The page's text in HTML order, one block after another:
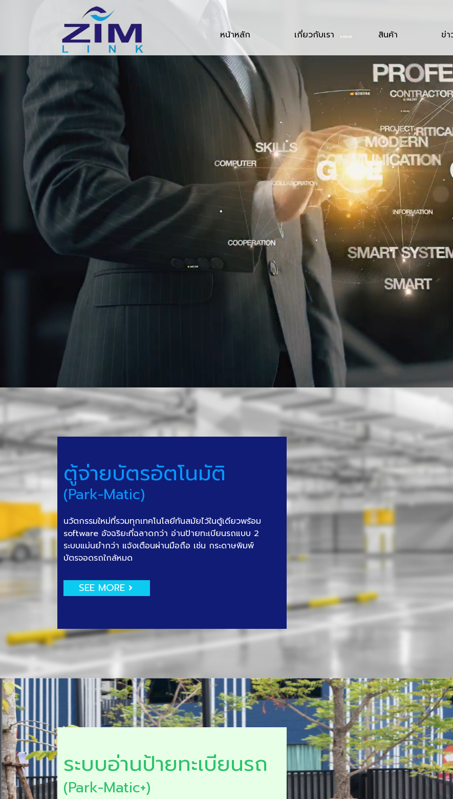
หน้าหลัก เกี่ยวกับเรา สินค้า ข่า
ตู้จ่ายบัตรอัตโนมัติ
(Park-Matic)
นวัตกรรมใหม่ที่รวมทุกเทคโนโลยีทันสมัยไว้ในตู้เดียวพร้อม
software อัจฉริยะที่ฉลาดกว่า อ่านป้ายทะเบียนรถแบบ 2
ระบบแม่นยำกว่า แจ้งเตือนผ่านมือถือ เช่น กระดาษพิมพ์
บัตรจอดรถใกล้หมด
SEE MORE
ระบบอ่านป้ายทะเบียนรถ
(Park-Matic+)